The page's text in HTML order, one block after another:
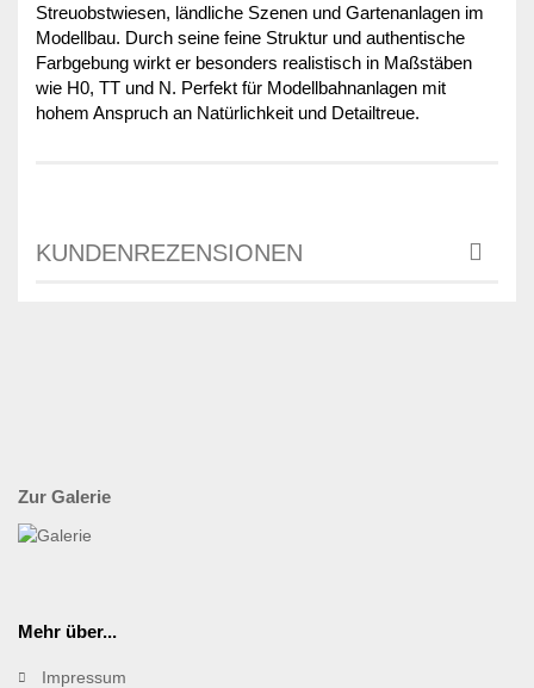
Streuobstwiesen, ländliche Szenen und Gartenanlagen im
Modellbau. Durch seine feine Struktur und authentische
Farbgebung wirkt er besonders realistisch in Maßstäben
wie H0, TT und N. Perfekt für Modellbahnanlagen mit
hohem Anspruch an Natürlichkeit und Detailtreue.
KUNDENREZENSIONEN
Zur Galerie
Mehr über...
Impressum